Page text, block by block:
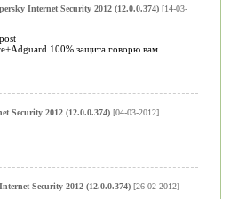
Internet Security 2012 (12.0.0.374)[14-03-
100% защита говорю вам
Security 2012 (12.0.0.374)[04-03-2012]
Security 2012 (12.0.0.374)[26-02-2012]